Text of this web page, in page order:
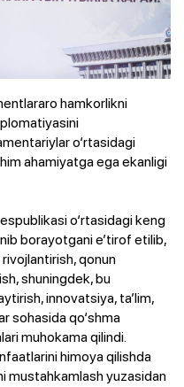
hamkorlikni
o‘rtasidagi
ahamiyatga ega ekanligi
o‘rtasidagi keng
borayotgani e’tirof etilib,
qonun
shuningdek, bu
innovatsiya, ta’lim,
sohasida qo‘shma
muhokama qilindi.
himoya qilishda
mustahkamlash yuzasidan